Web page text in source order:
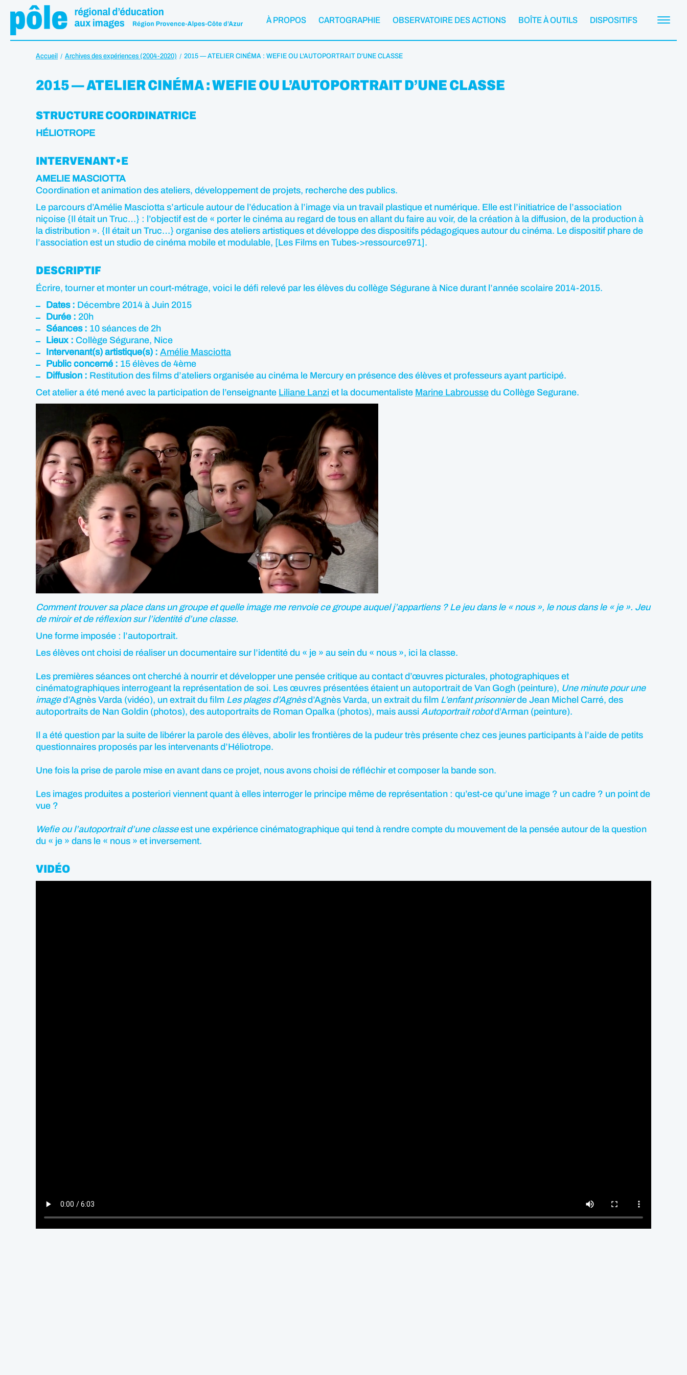
À PROPOS CARTOGRAPHIE OBSERVATOIRE DES ACTIONS BOÎTE À OUTILS DISPOSITIFS
Accueil Archives des expériences (2004-2020) 2015 — ATELIER CINÉMA : WEFIE OU L'AUTOPORTRAIT D'UNE CLASSE
2015 — ATELIER CINÉMA : WEFIE OU L’AUTOPORTRAIT D’UNE CLASSE
STRUCTURE COORDINATRICE
HÉLIOTROPE
INTERVENANT•E
AMELIE MASCIOTTA
Coordination et animation des ateliers, développement de projets, recherche des publics.
Le parcours d’Amélie Masciotta s’articule autour de l’éducation à l’image via un travail plastique et numérique. Elle est l’initiatrice de l’association
niçoise {Il était un Truc…} : l’objectif est de « porter le cinéma au regard de tous en allant du faire au voir, de la création à la diffusion, de la production à
la distribution ». {Il était un Truc…} organise des ateliers artistiques et développe des dispositifs pédagogiques autour du cinéma. Le dispositif phare de
l’association est un studio de cinéma mobile et modulable, [Les Films en Tubes->ressource971].
DESCRIPTIF
Écrire, tourner et monter un court-métrage, voici le défi relevé par les élèves du collège Ségurane à Nice durant l’année scolaire 2014-2015.
Dates : Décembre 2014 à Juin 2015
Durée : 20h
Séances : 10 séances de 2h
Lieux : Collège Ségurane, Nice
Intervenant(s) artistique(s) : Amélie Masciotta
Public concerné : 15 élèves de 4ème
Diffusion : Restitution des films d’ateliers organisée au cinéma le Mercury en présence des élèves et professeurs ayant participé.
Cet atelier a été mené avec la participation de l’enseignante Liliane Lanzi et la documentaliste Marine Labrousse du Collège Segurane.
Comment trouver sa place dans un groupe et quelle image me renvoie ce groupe auquel j’appartiens ? Le jeu dans le « nous », le nous dans le « je ». Jeu
de miroir et de réflexion sur l’identité d’une classe.
Une forme imposée : l’autoportrait.
Les élèves ont choisi de réaliser un documentaire sur l’identité du « je » au sein du « nous », ici la classe.
Les premières séances ont cherché à nourrir et développer une pensée critique au contact d’œuvres picturales, photographiques et
cinématographiques interrogeant la représentation de soi. Les œuvres présentées étaient un autoportrait de Van Gogh (peinture), Une minute pour une
imaged’Agnès Varda (vidéo), un extrait du film Les plages d’Agnèsd’Agnès Varda, un extrait du film L’enfant prisonnierde Jean Michel Carré, des
autoportraits de Nan Goldin (photos), des autoportraits de Roman Opalka (photos), mais aussi Autoportrait robotd’Arman (peinture).
Il a été question par la suite de libérer la parole des élèves, abolir les frontières de la pudeur très présente chez ces jeunes participants à l’aide de petits
questionnaires proposés par les intervenants d’Héliotrope.
Une fois la prise de parole mise en avant dans ce projet, nous avons choisi de réfléchir et composer la bande son.
Les images produites a posteriori viennent quant à elles interroger le principe même de représentation : qu’est-ce qu’une image ? un cadre ? un point de
vue ?
Wefie ou l’autoportrait d’une classeest une expérience cinématographique qui tend à rendre compte du mouvement de la pensée autour de la question
du « je » dans le « nous » et inversement.
VIDÉO